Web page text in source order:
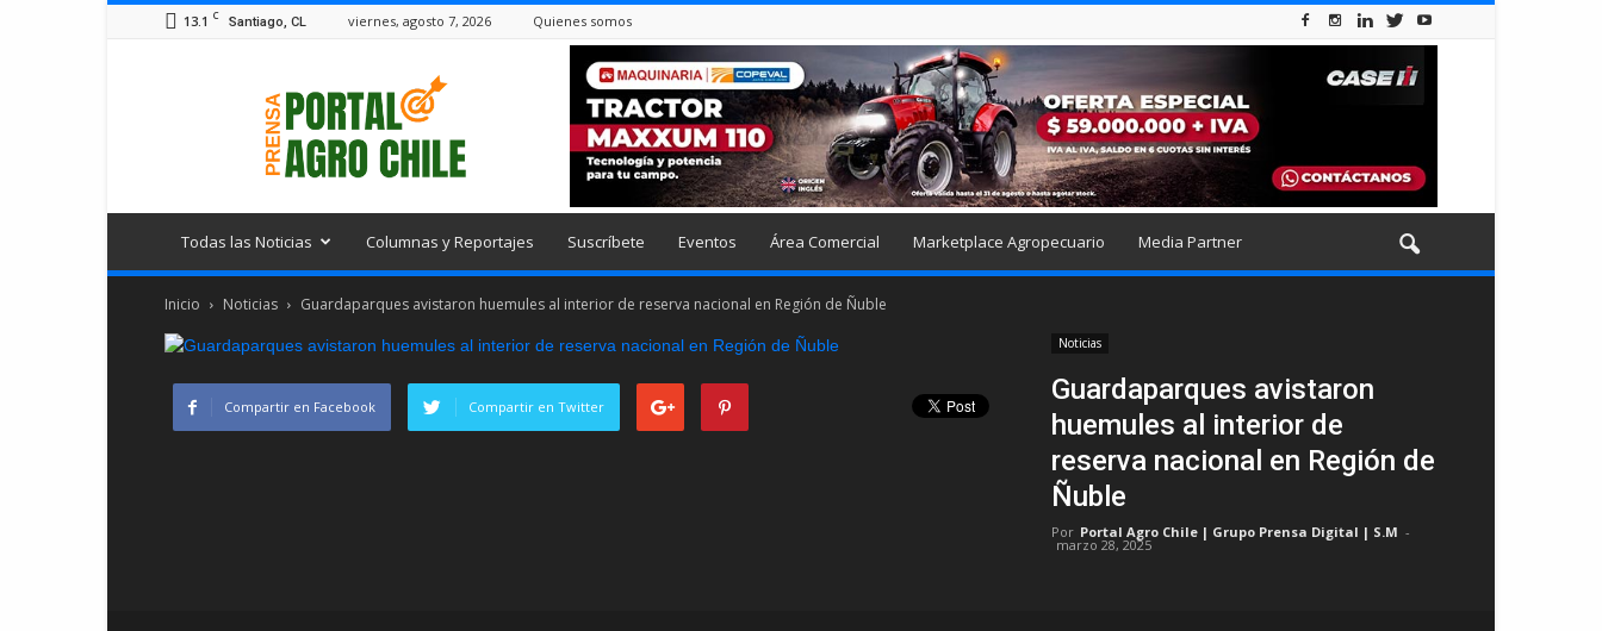
13.1 C Santiago, CL viernes, agosto 7, 2026 Quienes somos
Todas las Noticias Columnas y Reportajes Suscríbete Eventos Área Comercial Marketplace Agropecuario Media Partner
Inicio Noticias Guardaparques avistaron huemules al interior de reserva nacional en Región de Ñuble
Noticias
Guardaparques avistaron
huemules al interior de
reserva nacional en Región de
Ñuble
Por Portal Agro Chile | Grupo Prensa Digital | S.M -
marzo 28, 2025
Compartir en Facebook Compartir en Twitter